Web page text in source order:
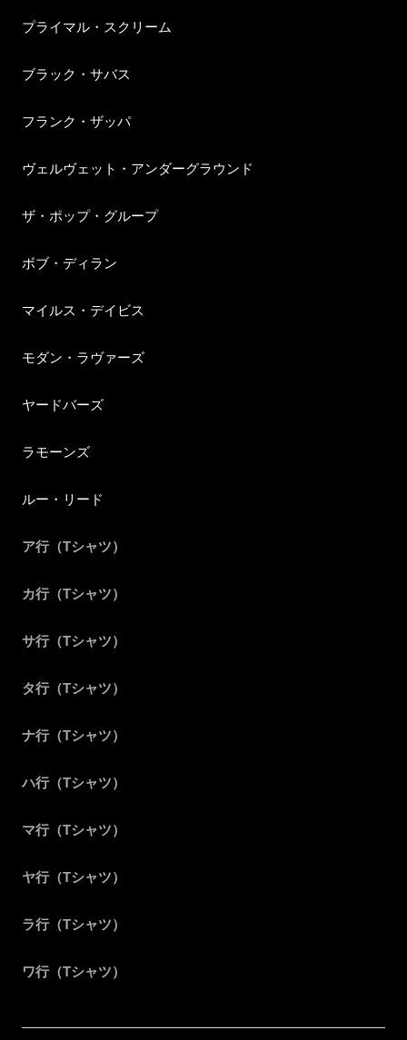
プライマル・スクリーム
ブラック・サバス
フランク・ザッパ
ヴェルヴェット・アンダーグラウンド
ザ・ポップ・グループ
ボブ・ディラン
マイルス・デイビス
モダン・ラヴァーズ
ヤードバーズ
ラモーンズ
ルー・リード
ア行（Tシャツ）
カ行（Tシャツ）
サ行（Tシャツ）
タ行（Tシャツ）
ナ行（Tシャツ）
ハ行（Tシャツ）
マ行（Tシャツ）
ヤ行（Tシャツ）
ラ行（Tシャツ）
ワ行（Tシャツ）